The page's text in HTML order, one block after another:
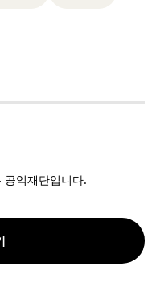
대가 해결해야 할 중
공익재단입니다.